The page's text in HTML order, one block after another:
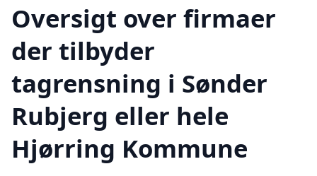
Oversigt over firmaer
der tilbyder
tagrensning i Sønder
Rubjerg eller hele
Hjørring Kommune